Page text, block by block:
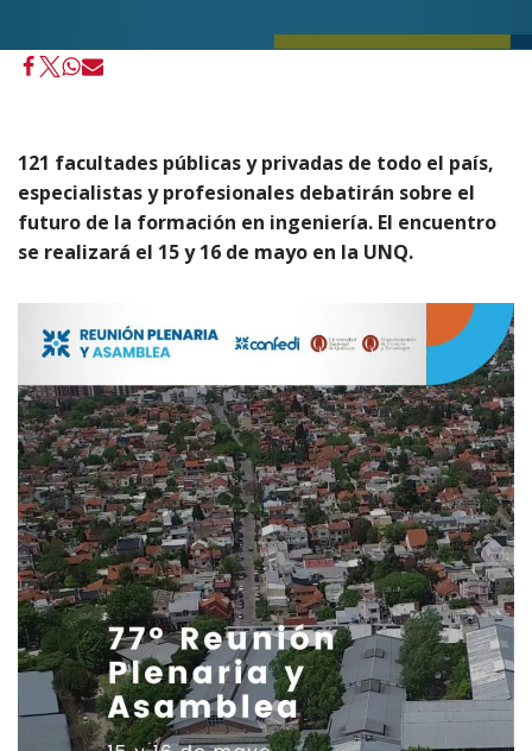
121 facultades públicas y privadas de todo el país,
especialistas y profesionales debatirán sobre el
futuro de la formación en ingeniería. El encuentro
se realizará el 15 y 16 de mayo en la UNQ.